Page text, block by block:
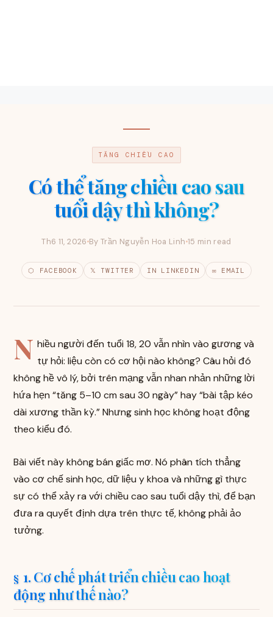
TĂNG CHIỀU CAO
Có thể tăng chiều cao sau
tuổi dậy thì không?
Th6 11, 2026 By Trần Nguyễn Hoa Linh 15 min read
⬡ FACEBOOK 𝕏 TWITTER IN LINKEDIN ✉ EMAIL
N hiều người đến tuổi 18, 20 vẫn nhìn vào gương và
tự hỏi: liệu còn có cơ hội nào không? Câu hỏi đó
không hề vô lý, bởi trên mạng vẫn nhan nhản những lời
hứa hẹn “tăng 5–10 cm sau 30 ngày” hay “bài tập kéo
dài xương thần kỳ.” Nhưng sinh học không hoạt động
theo kiểu đó.
Bài viết này không bán giấc mơ. Nó phân tích thẳng
vào cơ chế sinh học, dữ liệu y khoa và những gì thực
sự có thể xảy ra với chiều cao sau tuổi dậy thì, để bạn
đưa ra quyết định dựa trên thực tế, không phải ảo
tưởng.
1. Cơ chế phát triển chiều cao hoạt
động như thế nào?